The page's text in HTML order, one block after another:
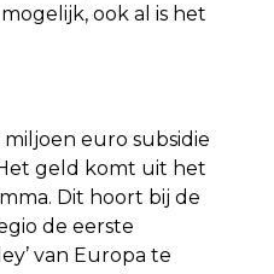
ook al is het
euro subsidie
geld komt uit het
Dit hoort bij de
de eerste
van Europa te